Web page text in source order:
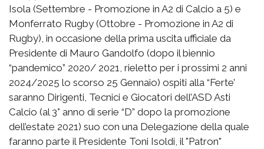
Isola (Settembre - Promozione in A2 di Calcio a 5) e
Monferrato Rugby (Ottobre - Promozione in A2 di
Rugby), in occasione della prima uscita ufficiale da
Presidente di Mauro Gandolfo (dopo il biennio
“pandemico” 2020/ 2021, rieletto per i prossimi 2 anni
2024/2025 lo scorso 25 Gennaio) ospiti alla “Ferte’
saranno Dirigenti, Tecnici e Giocatori dell’ASD Asti
Calcio (al 3° anno di serie “D” dopo la promozione
dell’estate 2021) suo con una Delegazione della quale
faranno parte il Presidente Toni Isoldi, il "Patron"